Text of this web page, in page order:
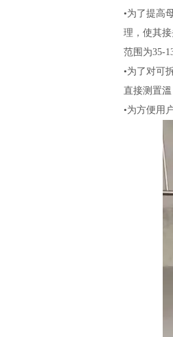
•为了提高
理，使其
范围为35-
•为了对可
直接测置
•为方便用